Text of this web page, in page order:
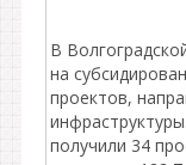
В
на
проектов,
получили 34